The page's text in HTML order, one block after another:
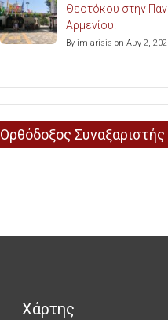
Θεοτόκου στην
Αρμενίου.
By imlarisis on Αυγ 2,
Ορθόδοξος Συναξαριστής
Χάρτης